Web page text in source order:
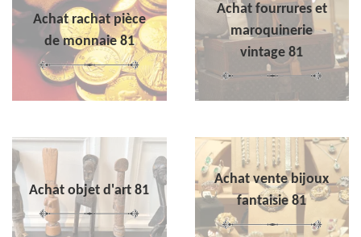
Achat rachat pièce
de monnaie 81
Achat fourrures et
maroquinerie
vintage 81
Achat objet d'art 81
Achat vente bijoux
fantaisie 81